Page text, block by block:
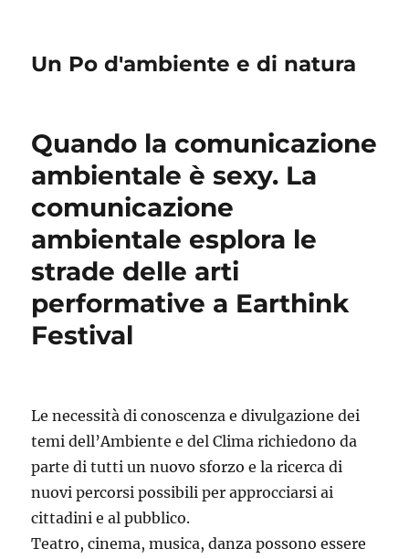
Un Po d'ambiente e di natura
Quando la comunicazione
ambientale è sexy. La
comunicazione
ambientale esplora le
strade delle arti
performative a Earthink
Festival
Le necessità di conoscenza e divulgazione dei
temi dell’Ambiente e del Clima richiedono da
parte di tutti un nuovo sforzo e la ricerca di
nuovi percorsi possibili per approcciarsi ai
cittadini e al pubblico.
Teatro, cinema, musica, danza possono essere